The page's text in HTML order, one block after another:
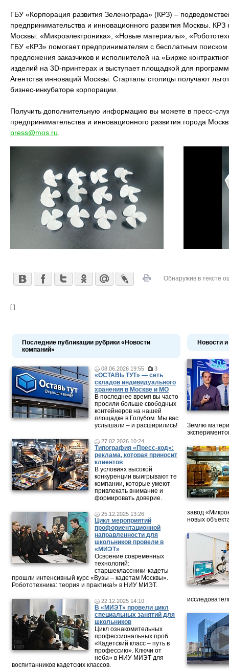
ГБУ «Корпорация развития Зеленограда» (КРЗ) –
предпринимательства и инновационного развития Москвы. КРЗ
Москвы: «Микроэлектроника», «Новые материалы»,
ГБУ «КРЗ» помогает предпринимателям с бесплатным
предложения заказчиков и исполнителей на «Бирже
изделий на 3D-принтерах и выступает площадкой для
Агентства инноваций Москвы. Стартапы столицы получают
бизнес-инкубаторе корпорации.
Получить дополнительную информацию вы можете в пресс-
предпринимательства и инновационного развития города
press@mos.ru
Обнаружив в тексте
[ ]
Последние публикации рубрики «Новости
компаний»
08.06.2026 19:55 3
«ОСТАВЬ ТУТ» — сеть
складов индивидуального
хранения в Москве и МО
В последнее время вы часто
просили больше свободных
контейнеров на нашей
площадке в Голубом. Мы вас
услышали – и расширились!
27.02.2026 10:24
Типография «Пресс-код»:
реклама, которая приносит
клиентов
В условиях высокой
конкуренции выигрывают те
компании, которые умеют
привлекать внимание и
формировать доверие.
25.12.2025 13:26
Цикл мероприятий
профориентационной
направленности для
школьников провели в
«МИЭТ»
Освоение современных
технологий:
старшеклассники-кадеты
прошли интенсивный курс «Вузы – кадетам Москвы».
Робототехника: теория и практика!» в НИУ МИЭТ.
22.12.2025 14:10
В «МИЭТ» провели цикл
специальных занятий для
школьников
Цикл ознакомительных
профессиональных проб
«Кадетский класс – путь в
профессию». Ключи от
неба» в НИУ МИЭТ для
воспитанников кадетских классов.
Новости
Землю
завод
новых